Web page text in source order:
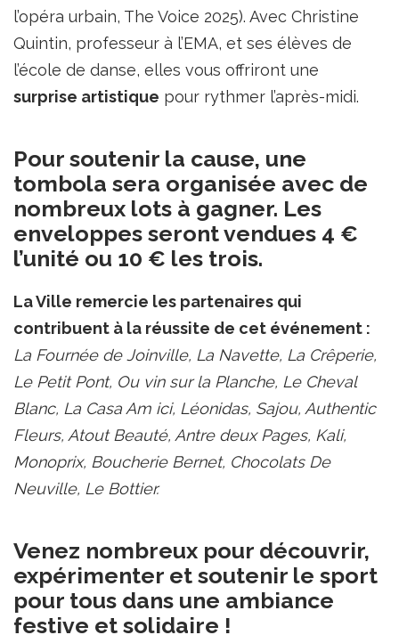
l’opéra urbain, The Voice 2025). Avec Christine
Quintin, professeur à l’EMA, et ses élèves de
l’école de danse, elles vous offriront une
surprise artistique pour rythmer l’après-midi.
Pour soutenir la cause, une
tombola sera organisée avec de
nombreux lots à gagner. Les
enveloppes seront vendues 4 €
l’unité ou 10 € les trois.
La Ville remercie les partenaires qui
contribuent à la réussite de cet événement :
La Fournée de Joinville, La Navette, La Crêperie,
Le Petit Pont, Ou vin sur la Planche, Le Cheval
Blanc, La Casa Am ici, Léonidas, Sajou, Authentic
Fleurs, Atout Beauté, Antre deux Pages, Kali,
Monoprix, Boucherie Bernet, Chocolats De
Neuville, Le Bottier.
Venez nombreux pour découvrir,
expérimenter et soutenir le sport
pour tous dans une ambiance
festive et solidaire !